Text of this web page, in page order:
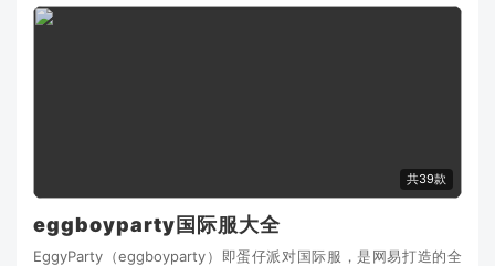
共39款
eggboyparty国际服大全
EggyParty（eggboyparty）即蛋仔派对国际服，是网易打造的全